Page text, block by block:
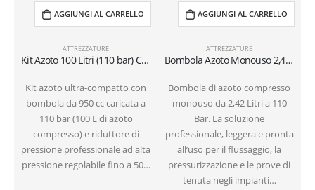
ATTREZZATURE
Kit Azoto 100 Litri (110 bar) Compatto per Prova Pressione e Flussaggio HVAC | Riduttore 50 bar per R32 e R410A
Kit azoto ultra-compatto con
bombola da 950 cc caricata a
110 bar (100 L di azoto
compresso) e riduttore di
pressione professionale ad alta
pressione regolabile fino a 50…
AGGIUNGI AL CARRELLO
ATTREZZATURE
Bombola Azoto Monouso 2,42 Litri – 110 Bar | Per Test Tenuta e HVAC
Bombola di azoto compresso
monouso da 2,42 Litri a 110
Bar. La soluzione
professionale, leggera e pronta
all’uso per il flussaggio, la
pressurizzazione e le prove di
tenuta negli impianti…
AGGIUNGI AL CARRELLO